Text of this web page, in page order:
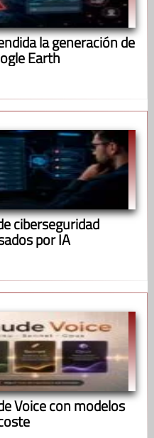
la generación de
Earth
ciberseguridad
por IA
Voice con modelos